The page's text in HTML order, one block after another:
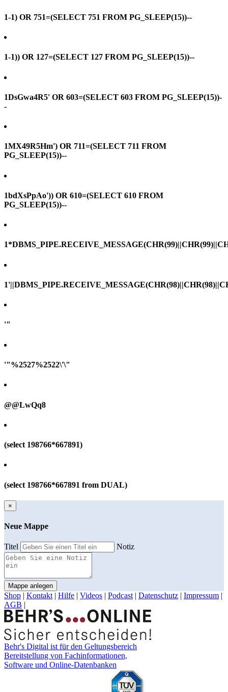
1-1) OR 751=(SELECT 751 FROM PG_SLEEP(15))--
1-1)) OR 127=(SELECT 127 FROM PG_SLEEP(15))--
1DsGwa4R5' OR 603=(SELECT 603 FROM PG_SLEEP(15))-
-
1MX49R5Hm') OR 711=(SELECT 711 FROM
PG_SLEEP(15))--
1bdXsPpAo')) OR 610=(SELECT 610 FROM
PG_SLEEP(15))--
'"
'"%2527%2522\'\"
@@LwQq8
(select 198766*667891)
(select 198766*667891 from DUAL)
×
Neue Mappe
Titel Notiz
Mappe anlegen
Shop | Kontakt | Hilfe | Videos | Podcast | Datenschutz | Impressum |
AGB |
Behr's Digital ist für den Geltungsbereich
Bereitstellung von Fachinformationen,
Software und Online-Datenbanken